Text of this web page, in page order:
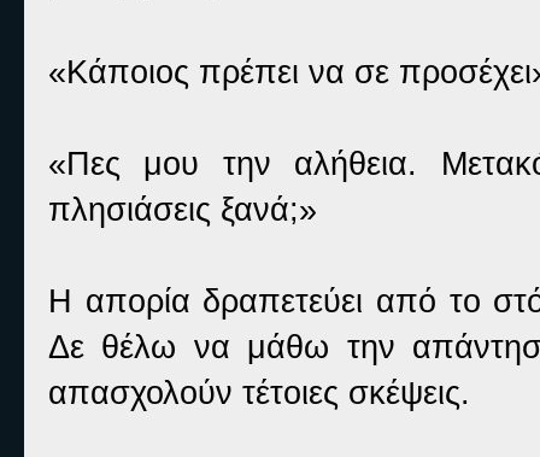
«Κάποιος πρέπει να σε
«Πες μου την αλήθεια.
πλησιάσεις ξανά;»
Η απορία δραπετεύει από το
Δε θέλω να μάθω την
απασχολούν τέτοιες σκέψεις.